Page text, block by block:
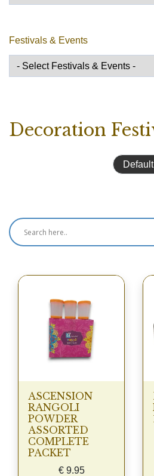
Festivals & Events
Decoration
ASCENSION
RANGOLI
POWDER
ASSORTED
COMPLETE
PACKET
€9.95